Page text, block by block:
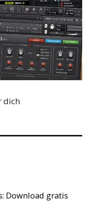
dich
Download gratis